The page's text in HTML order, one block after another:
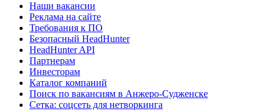
Наши вакансии
Реклама на сайте
Требования к ПО
Безопасный HeadHunter
HeadHunter API
Партнерам
Инвесторам
Каталог компаний
Поиск по вакансиям в Анжеро-Судженске
Сетка: соцсеть для нетворкинга